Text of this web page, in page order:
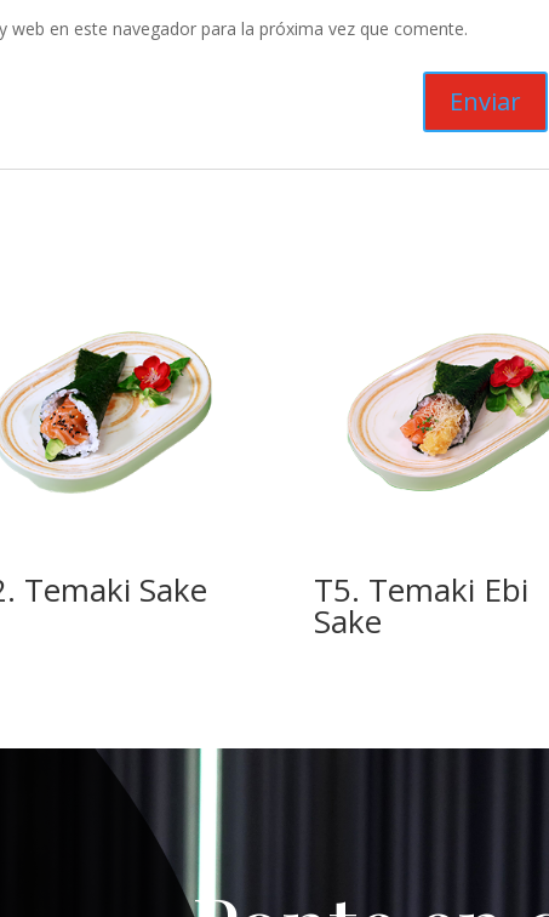
en este navegador para la próxima vez que comente.
Temaki Sake T5. Temaki Ebi
Sake